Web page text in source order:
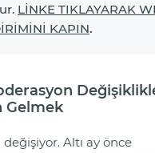
LİNKE TIKLAYARAK
KAPIN.
Gelmek
değişiyor. Altı ay önce